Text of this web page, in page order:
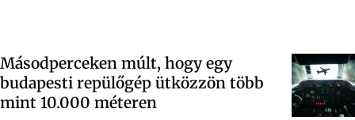
Másodperceken múlt, hogy egy
budapesti repülőgép ütközzön több
mint 10.000 méteren